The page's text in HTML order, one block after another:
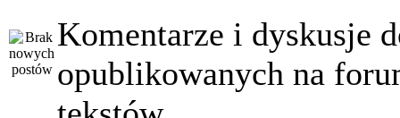
Komentarze i dyskusje
opublikowanych na